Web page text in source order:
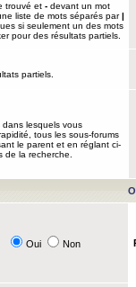
trouvé et - devant un mot
liste de mots séparés par|
si seulement un des mots
pour des résultats partiels.
partiels.
dans lesquels vous
tous les sous-forums
le parent et en réglant ci-
de la recherche.
Oui Non